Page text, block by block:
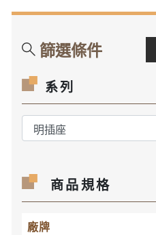
篩選條件
系列
商品規格
廠牌